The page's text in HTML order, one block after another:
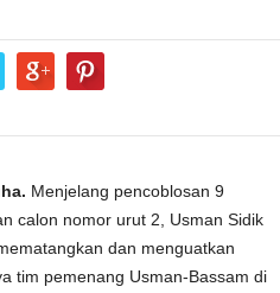
Menjelang pencoblosan 9
calon nomor urut 2, Usman Sidik
dan menguatkan
tim pemenang Usman-Bassam di